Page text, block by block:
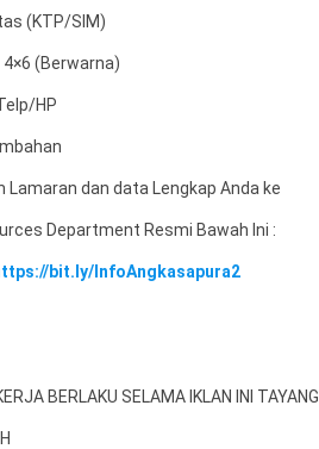
(KTP/SIM)
4×6 (Berwarna)
HP
Lamaran dan data Lengkap Anda ke
Department Resmi Bawah Ini :
bit.ly/InfoAngkasapura2
BERLAKU SELAMA IKLAN INI TAYANG